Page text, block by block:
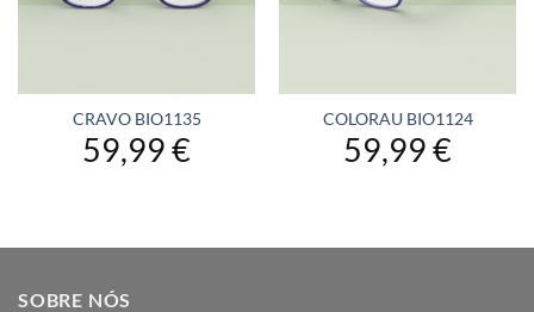
CRAVO BIO1135
59,99€
COLORAU BIO1124
59,99€
SOBRE NÓS